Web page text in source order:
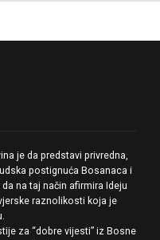
je da predstavi privredna,
postignuća Bosanaca i
na taj način afirmira Ideju
raznolikosti koja je
za “dobre vijesti” iz Bosne